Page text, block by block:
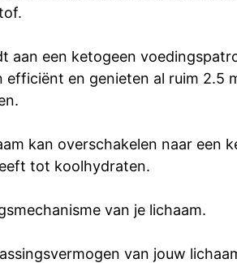
aan een ketogeen
efficiënt en genieten al ruim 2.5
kan overschakelen naar
tot koolhydraten.
van je lichaam.
van jouw